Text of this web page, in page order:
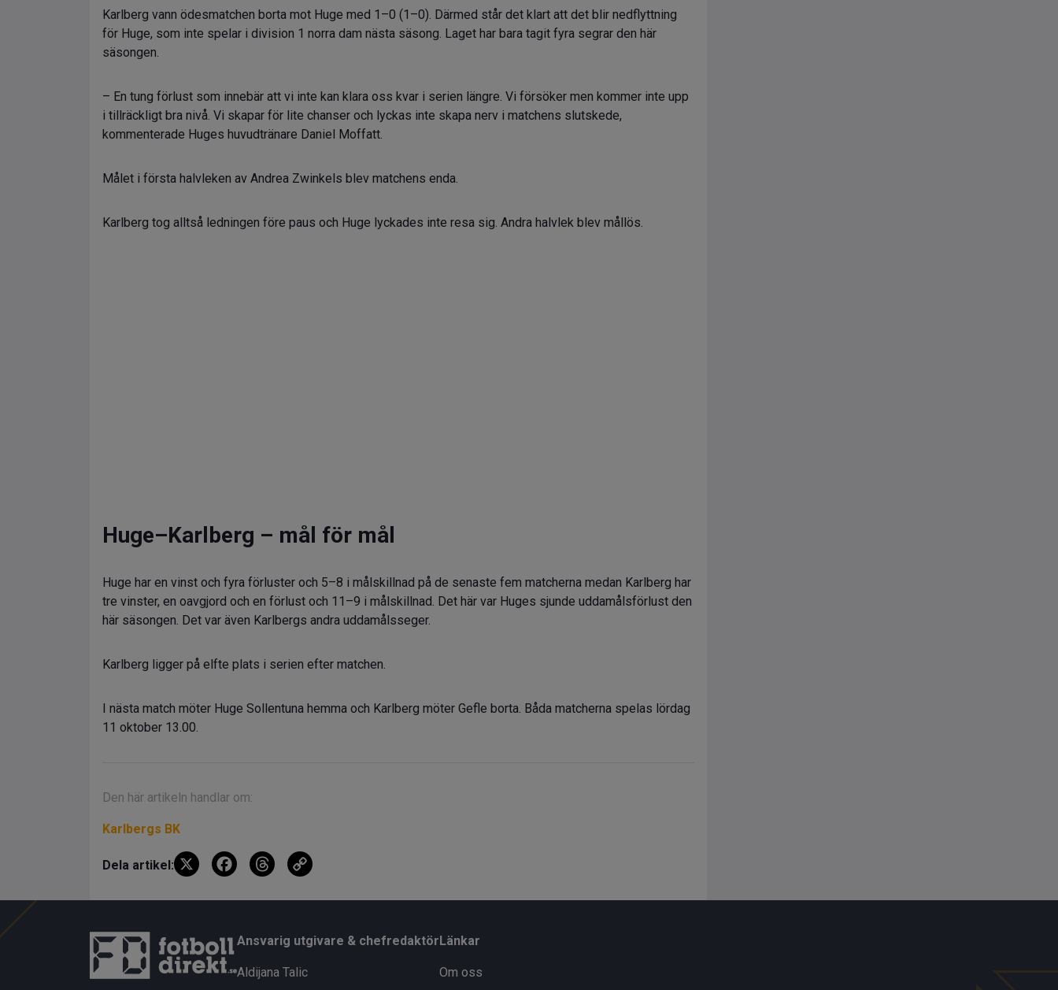
Karlberg vann ödesmatchen borta mot Huge med 1–0 (1–0). Därmed står det klart att det blir nedflyttning
för Huge, som inte spelar i division 1 norra dam nästa säsong. Laget har bara tagit fyra segrar den här
säsongen.
– En tung förlust som innebär att vi inte kan klara oss kvar i serien längre. Vi försöker men kommer inte upp
i tillräckligt bra nivå. Vi skapar för lite chanser och lyckas inte skapa nerv i matchens slutskede,
kommenterade Huges huvudtränare Daniel Moffatt.
Målet i första halvleken av Andrea Zwinkels blev matchens enda.
Karlberg tog alltså ledningen före paus och Huge lyckades inte resa sig. Andra halvlek blev mållös.
Huge–Karlberg – mål för mål
Huge har en vinst och fyra förluster och 5–8 i målskillnad på de senaste fem matcherna medan Karlberg har
tre vinster, en oavgjord och en förlust och 11–9 i målskillnad. Det här var Huges sjunde uddamålsförlust den
här säsongen. Det var även Karlbergs andra uddamålsseger.
Karlberg ligger på elfte plats i serien efter matchen.
I nästa match möter Huge Sollentuna hemma och Karlberg möter Gefle borta. Båda matcherna spelas lördag
11 oktober 13.00.
Den här artikeln handlar om:
Karlbergs BK
Dela artikel: X
F
b
o
T
a
d
Li
Ansvarig utgivare & chefredaktör
Aldijana Talic
Länkar
Om oss